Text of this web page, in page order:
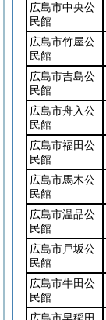
広島市中央公
民館
広島市竹屋公
民館
広島市吉島公
民館
広島市舟入公
民館
広島市福田公
民館
広島市馬木公
民館
広島市温品公
民館
広島市戸坂公
民館
広島市牛田公
民館